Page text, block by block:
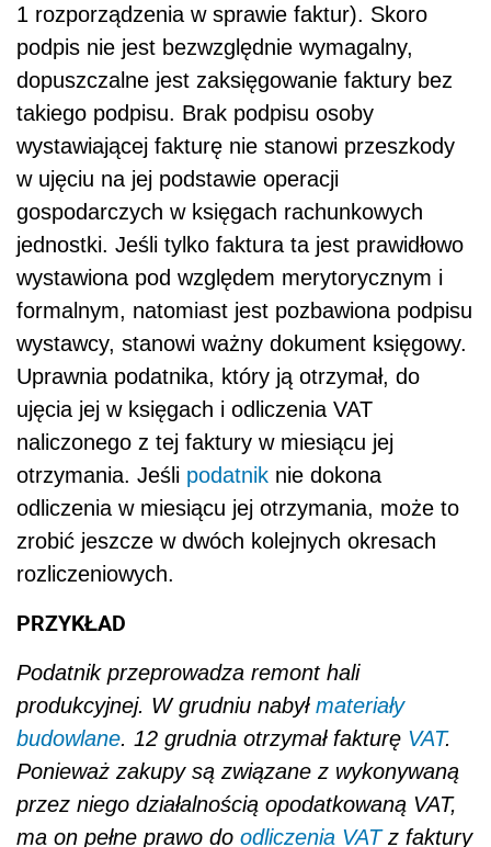
1 rozporządzenia w sprawie faktur). Skoro
podpis nie jest bezwzględnie wymagalny,
dopuszczalne jest zaksięgowanie faktury bez
takiego podpisu. Brak podpisu osoby
wystawiającej fakturę nie stanowi przeszkody
w ujęciu na jej podstawie operacji
gospodarczych w księgach rachunkowych
jednostki. Jeśli tylko faktura ta jest prawidłowo
wystawiona pod względem merytorycznym i
formalnym, natomiast jest pozbawiona podpisu
wystawcy, stanowi ważny dokument księgowy.
Uprawnia podatnika, który ją otrzymał, do
ujęcia jej w księgach i odliczenia VAT
naliczonego z tej faktury w miesiącu jej
otrzymania. Jeśli podatnik nie dokona
odliczenia w miesiącu jej otrzymania, może to
zrobić jeszcze w dwóch kolejnych okresach
rozliczeniowych.
PRZYKŁAD
Podatnik przeprowadza remont hali
produkcyjnej. W grudniu nabył materiały
budowlane. 12 grudnia otrzymał fakturę VAT.
Ponieważ zakupy są związane z wykonywaną
przez niego działalnością opodatkowaną VAT,
ma on pełne prawo do odliczenia VATz faktury